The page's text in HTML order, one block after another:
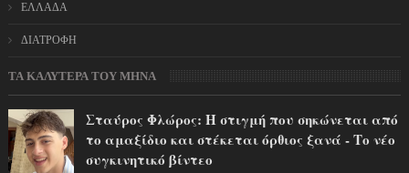
ΕΛΛΑΔΑ
ΔΙΑΤΡΟΦΗ
ΤΑ ΚΑΛΥΤΕΡΑ ΤΟΥ ΜΗΝΑ
Σταύρος Φλώρος: Η στιγμή που σηκώνεται από
το αμαξίδιο και στέκεται όρθιος ξανά - Το νέο
συγκινητικό βίντεο